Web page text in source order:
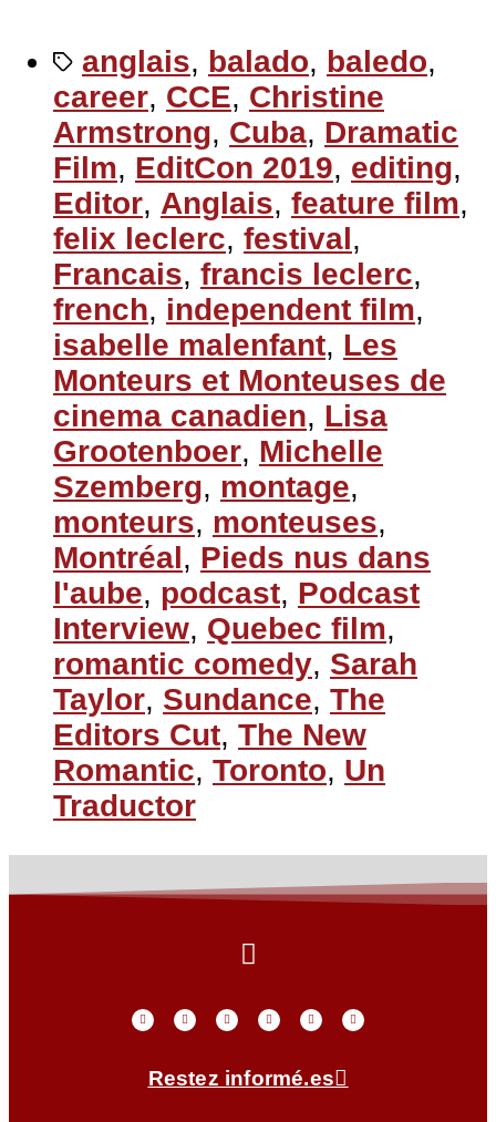
anglais, balado, baledo,
career, CCE, Christine
Armstrong, Cuba, Dramatic
Film, EditCon 2019, editing,
Editor, Anglais, feature film,
felix leclerc, festival,
Francais, francis leclerc,
french, independent film,
isabelle malenfant, Les
Monteurs et Monteuses de
cinema canadien, Lisa
Grootenboer, Michelle
Szemberg, montage,
monteurs, monteuses,
Montréal, Pieds nus dans
l'aube, podcast, Podcast
Interview, Quebec film,
romantic comedy, Sarah
Taylor, Sundance, The
Editors Cut, The New
Romantic, Toronto, Un
Traductor
Restez informé.es